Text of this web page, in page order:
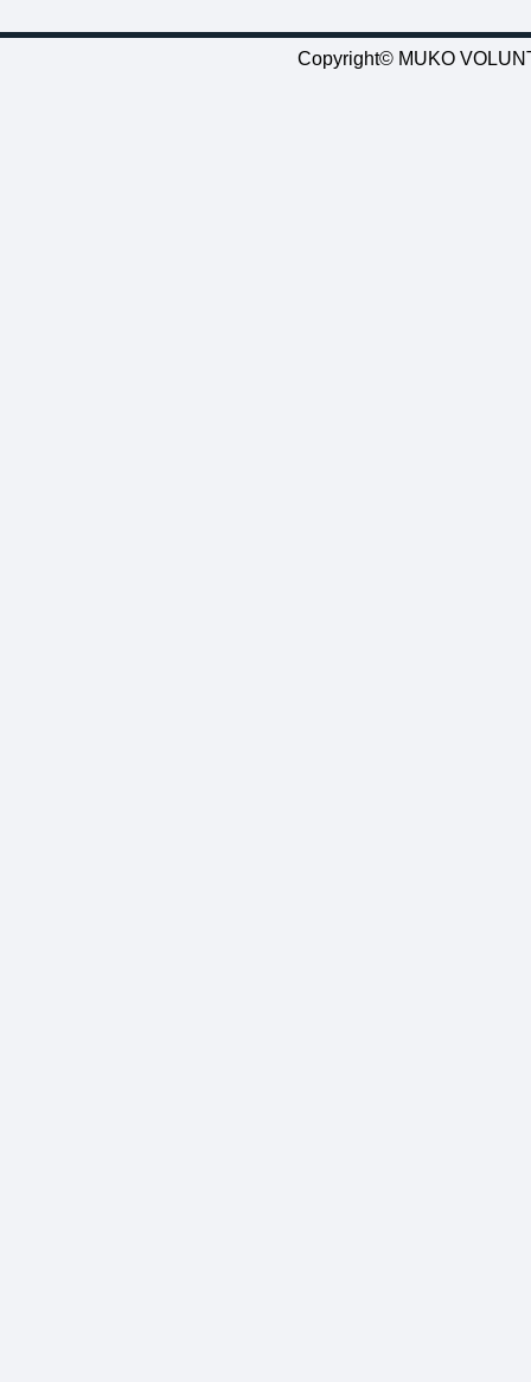
Copyright© MUKO